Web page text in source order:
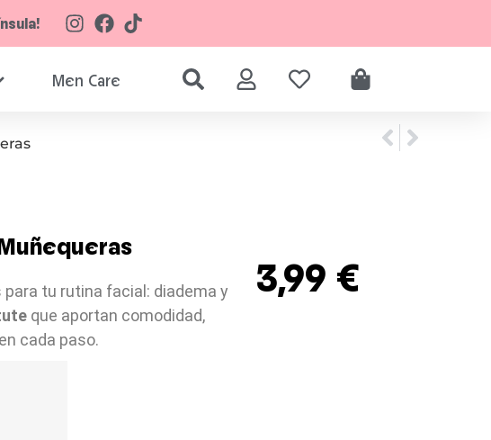
Men Care
tu rutina facial: diadema y
que aportan comodidad,
cada paso.
3,99 €